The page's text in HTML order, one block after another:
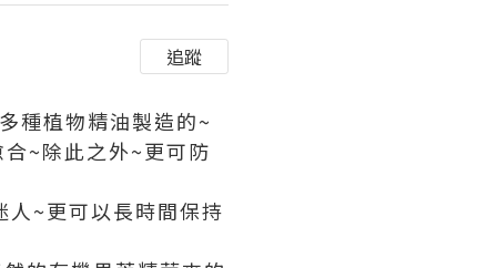
追蹤
種植物精油製造的~
~除此之外~更可防
~更可以長時間保持